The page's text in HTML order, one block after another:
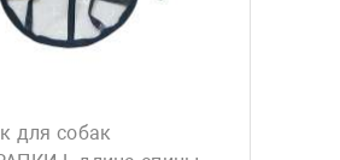
для собак